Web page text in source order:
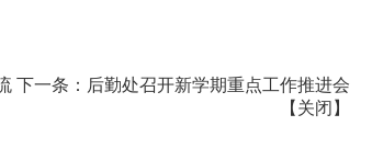
下一条： 后勤处召开新学期重点工作推进会
【 关闭 】